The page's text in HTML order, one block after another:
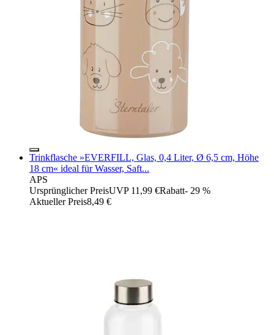
Trinkflasche »EVERFILL, Glas, 0,4 Liter, Ø 6,5 cm, Höhe
18 cm« ideal für Wasser, Saft...
APS
Ursprünglicher PreisUVP 11,99 €Rabatt- 29 %
Aktueller Preis8,49 €